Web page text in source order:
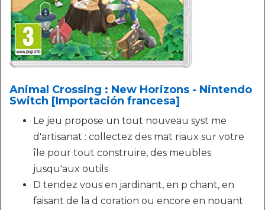
Animal Crossing : New Horizons - Nintendo
Switch [Importación francesa]
Le jeu propose un tout nouveau syst me
d'artisanat : collectez des mat riaux sur votre
île pour tout construire, des meubles
jusqu'aux outils
D tendez vous en jardinant, en p chant, en
faisant de la d coration ou encore en nouant